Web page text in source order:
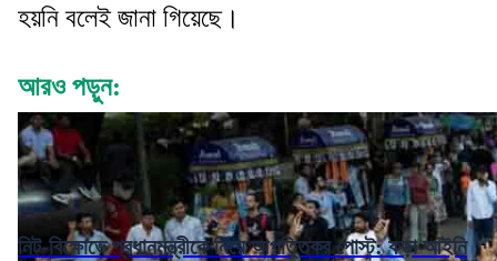
হয়নি বলেই জানা গিয়েছে।
আরও পড়ুন:
নিট-বিক্ষোভে প্রধানমন্ত্রীকে নিয়ে আপত্তিকর পোস্ট: কড়া আইনি